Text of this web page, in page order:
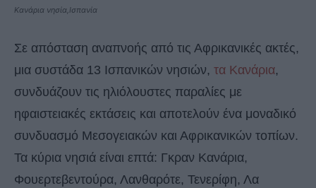
Κανάρια νησία,Ισπανία
Σε απόσταση αναπνοής από τις Αφρικανικές ακτές,
μια συστάδα 13 Ισπανικών νησιών, τα Κανάρια,
συνδυάζουν τις ηλιόλουστες παραλίες με
ηφαιστειακές εκτάσεις και αποτελούν ένα μοναδικό
συνδυασμό Μεσογειακών και Αφρικανικών τοπίων.
Τα κύρια νησιά είναι επτά: Γκραν Κανάρια,
Φουερτεβεντούρα, Λανθαρότε, Τενερίφη, Λα